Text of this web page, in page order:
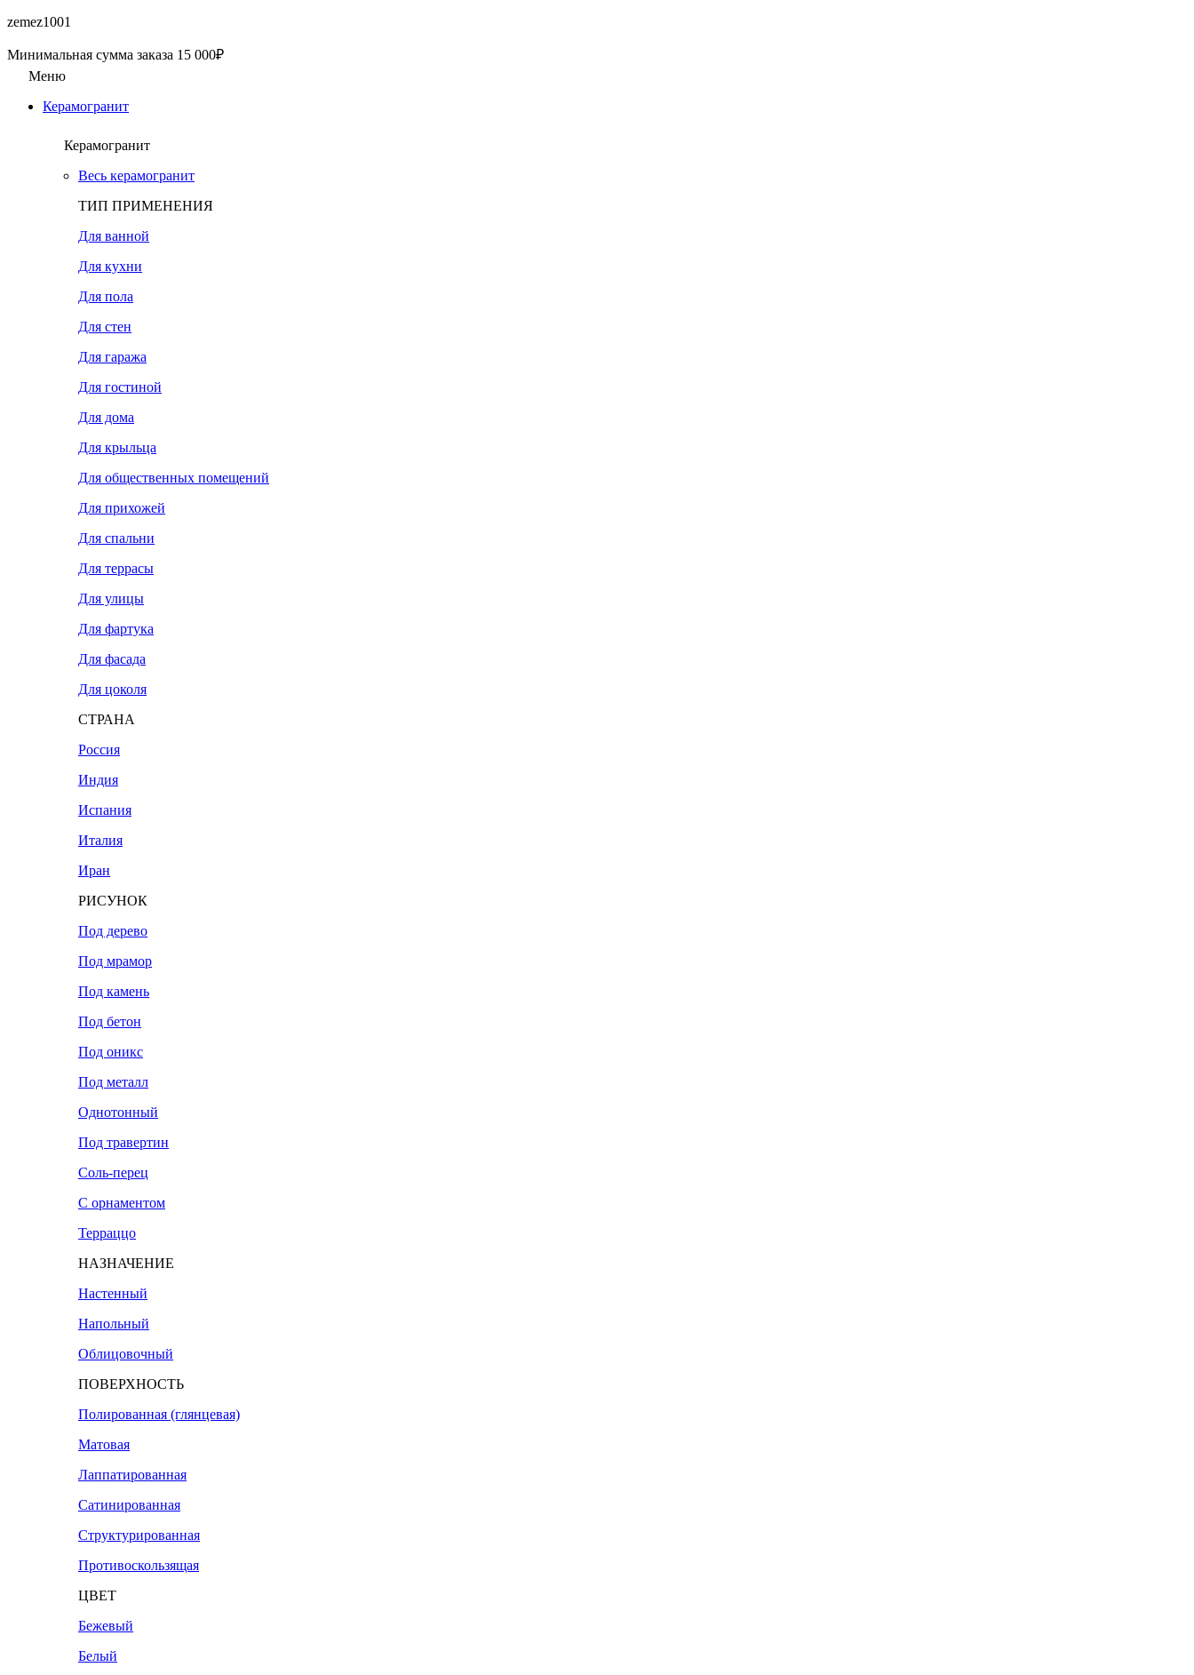
zemez1001
Минимальная сумма заказа 15 000₽
Меню
Керамогранит
Керамогранит
Весь керамогранит
ТИП ПРИМЕНЕНИЯ
Для ванной
Для кухни
Для пола
Для стен
Для гаража
Для гостиной
Для дома
Для крыльца
Для общественных помещений
Для прихожей
Для спальни
Для террасы
Для улицы
Для фартука
Для фасада
Для цоколя
СТРАНА
Россия
Индия
Испания
Италия
Иран
РИСУНОК
Под дерево
Под мрамор
Под камень
Под бетон
Под оникс
Под металл
Однотонный
Под травертин
Соль-перец
С орнаментом
Терраццо
НАЗНАЧЕНИЕ
Настенный
Напольный
Облицовочный
ПОВЕРХНОСТЬ
Полированная (глянцевая)
Матовая
Лаппатированная
Сатинированная
Структурированная
Противоскользящая
ЦВЕТ
Бежевый
Белый